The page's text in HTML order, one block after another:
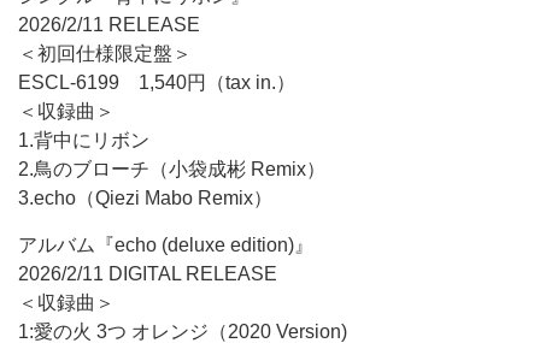
2026/2/11 RELEASE
＜初回仕様限定盤＞
ESCL-6199 1,540円（tax in.）
＜収録曲＞
1.背中にリボン
2.鳥のブローチ（小袋成彬 Remix）
3.echo（Qiezi Mabo Remix）
アルバム『echo (deluxe edition)』
2026/2/11 DIGITAL RELEASE
＜収録曲＞
1:愛の火 3つ オレンジ（2020 Version)